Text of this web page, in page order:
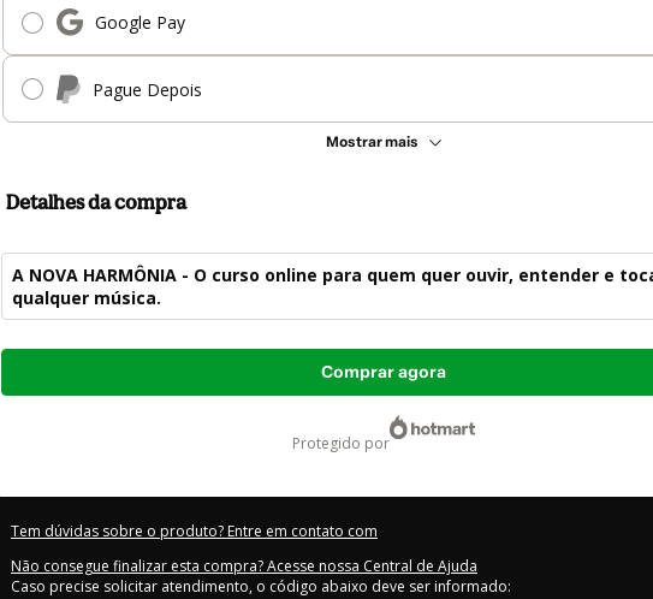
Google Pay
Pague Depois
Mostrar mais
Detalhes da compra
A NOVA HARMÔNIA - O curso online para quem quer ouvir, entender e
qualquer música.
Total
Comprar agora
protegido por
Tem dúvidas sobre o produto? Entre em contato com
Não consegue finalizar esta compra? Acesse nossa Central de Ajuda
Caso precise solicitar atendimento, o código abaixo deve ser informado: